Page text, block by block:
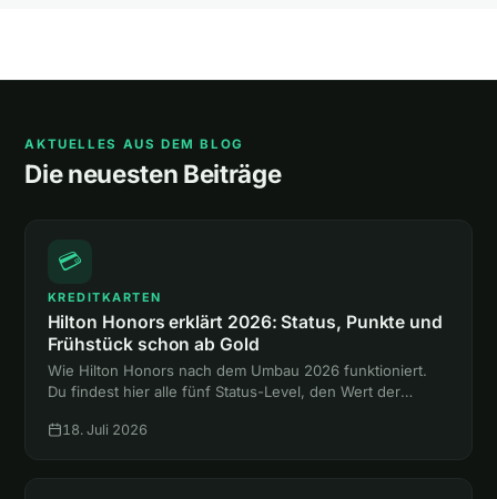
AKTUELLES AUS DEM BLOG
Die neuesten Beiträge
💳
KREDITKARTEN
Hilton Honors erklärt 2026: Status, Punkte und
Frühstück schon ab Gold
Wie Hilton Honors nach dem Umbau 2026 funktioniert.
Du findest hier alle fünf Status-Level, den Wert der
ganz ohne Hotelnacht.
18. Juli 2026